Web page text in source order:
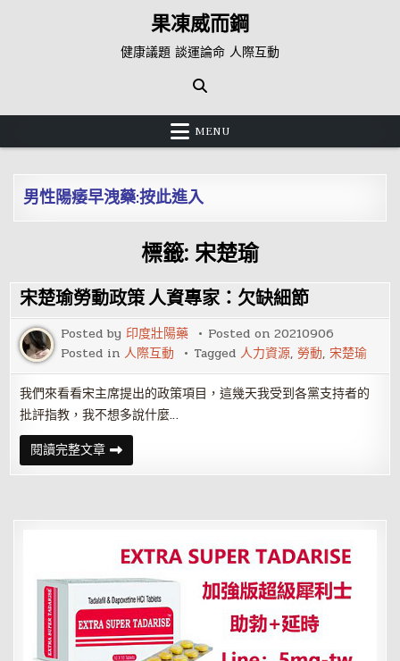
果凍威而鋼
健康議題 談運論命 人際互動
MENU
男性陽痿早洩藥:按此進入
標籤: 宋楚瑜
宋楚瑜勞動政策 人資專家：欠缺細節
Posted by 印度壯陽藥 Posted on20210906
Posted in人際互動 Tagged人力資源, 勞動,宋楚瑜
我們來看看宋主席提出的政策項目，這幾天我受到各黨支持者的
批評指教，我不想多說什麼…
閱讀完整文章宋
楚
瑜
策
專
家：
欠
缺
細
節